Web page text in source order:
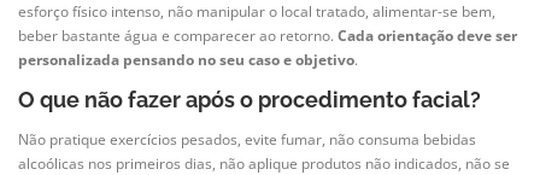
esforço físico intenso, não manipular o local tratado, alimentar-se bem,
beber bastante água e comparecer ao retorno. Cada orientação deve ser
personalizada pensando no seu caso e objetivo.
O que não fazer após o procedimento facial?
Não pratique exercícios pesados, evite fumar, não consuma bebidas
alcoólicas nos primeiros dias, não aplique produtos não indicados, não se